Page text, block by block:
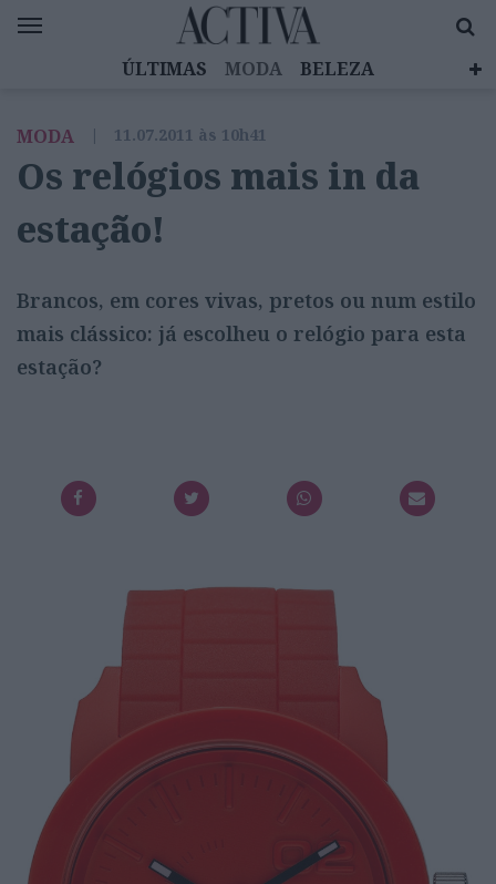
ÚLTIMAS MODA
BELEZA
EMOÇÕES
MULHERES INSPIRADORAS
DIZ QUEM SABE
ACTIVA BRAND STUDIO
MODA | 11.07.2011 às 10h41
Os relógios mais in da
estação!
Brancos, em cores vivas, pretos ou num estilo
mais clássico: já escolheu o relógio para esta
estação?